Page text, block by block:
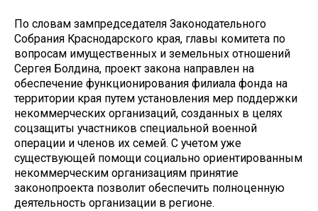
По словам зампредседателя Законодательного
Собрания Краснодарского края, главы комитета по
вопросам имущественных и земельных отношений
Сергея Болдина, проект закона направлен на
обеспечение функционирования филиала фонда на
территории края путем установления мер поддержки
некоммерческих организаций, созданных в целях
соцзащиты участников специальной военной
операции и членов их семей. С учетом уже
существующей помощи социально ориентированным
некоммерческим организациям принятие
законопроекта позволит обеспечить полноценную
деятельность организации в регионе.